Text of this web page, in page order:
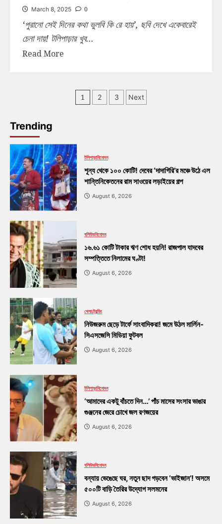
March 8, 2025 0
‘পুরানো সেই দিনের কথা ভুলবি কি রে হায়’, ছবি দেখে একেবারেই
চেনা দায়! টলিপাড়ার খুব...
Read More
1 2 3 Next
Trending
টলিপাড়াবিনোদন
শূন্য থেকে ১০০ কোটি! দেবের ‘দাদাগিরি’র মঞ্চে উঠে এল
শান্তিনিকেতনের রাম সাওয়ের লড়াইয়ের গল্প
August 6, 2026
বলিউডবিনোদন
১৬.৬১ কোটি টাকার ঋণ শোধ হয়নি! রাজপাল যাদবের
সম্পত্তিতে নিলামের ঘণ্টা!
August 6, 2026
খেলাট্রেন্ডিং
নিউজরুম ছেড়ে টার্ফে সাংবাদিকরা! জমে উঠল মার্লিন-
সিএসজেসি মিডিয়া ফুটবল
August 6, 2026
টলিপাড়াবিনোদন
‘আমাদের একটু বাঁচতে দিন…’ পাঁচ মাসের সংসার ভাঙার
গুঞ্জনের জেরে চোখে জল রণজয়ের
August 6, 2026
বলিউডবিনোদন
বন্যায় ভেঙেছে ঘর, নতুন ছাদ গড়বেন ‘ভাইজান’! অসমে
৫০০টি বাড়ি তৈরির উদ্যোগ সলমনের
August 6, 2026